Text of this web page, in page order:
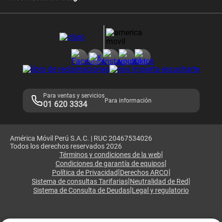
Consulta de IMEI
Consulta de reclamos
Adquirientes iPhone 6, 6S y SE
Mensaje de Seguridad
Términos y Condiciones de Tienda Claro
Libro de Reclamaciones
Para ventas y servicios
01 620 3334 Para información
América Móvil Perú S.A.C. | RUC 20467534026
Todos los derechos reservados 2026
Términos y condiciones de la web|
Condiciones de garantía de equipos|
Política de Privacidad|Derechos ARCO|
Sistema de consultas Tarifarias|Neutralidad de Red|
Sistema de Consulta de Deudas|Legal y regulatorio